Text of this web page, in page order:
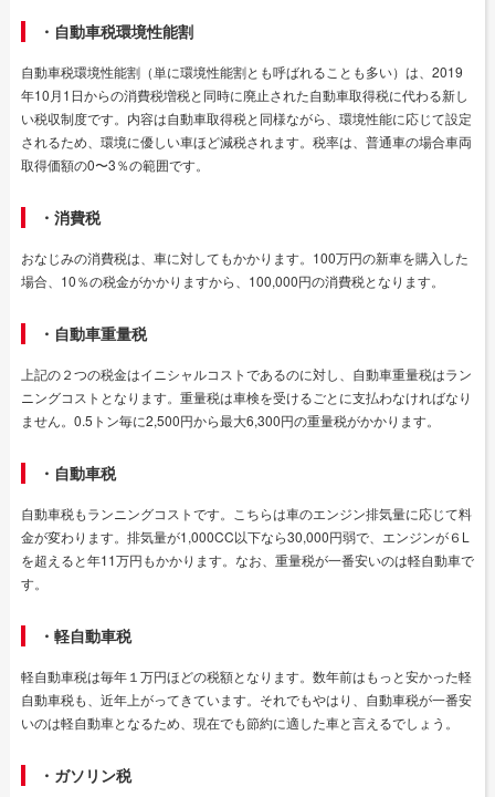
・自動車税環境性能割
自動車税環境性能割（単に環境性能割とも呼ばれることも多い）は、2019
年10月1日からの消費税増税と同時に廃止された自動車取得税に代わる新し
い税収制度です。内容は自動車取得税と同様ながら、環境性能に応じて設定
されるため、環境に優しい車ほど減税されます。税率は、普通車の場合車両
取得価額の0〜3％の範囲です。
・消費税
おなじみの消費税は、車に対してもかかります。100万円の新車を購入した
場合、10％の税金がかかりますから、100,000円の消費税となります。
・自動車重量税
上記の２つの税金はイニシャルコストであるのに対し、自動車重量税はラン
ニングコストとなります。重量税は車検を受けるごとに支払わなければなり
ません。0.5トン毎に2,500円から最大6,300円の重量税がかかります。
・自動車税
自動車税もランニングコストです。こちらは車のエンジン排気量に応じて料
金が変わります。排気量が1,000CC以下なら30,000円弱で、エンジンが６L
を超えると年11万円もかかります。なお、重量税が一番安いのは軽自動車で
す。
・軽自動車税
軽自動車税は毎年１万円ほどの税額となります。数年前はもっと安かった軽
自動車税も、近年上がってきています。それでもやはり、自動車税が一番安
いのは軽自動車となるため、現在でも節約に適した車と言えるでしょう。
・ガソリン税